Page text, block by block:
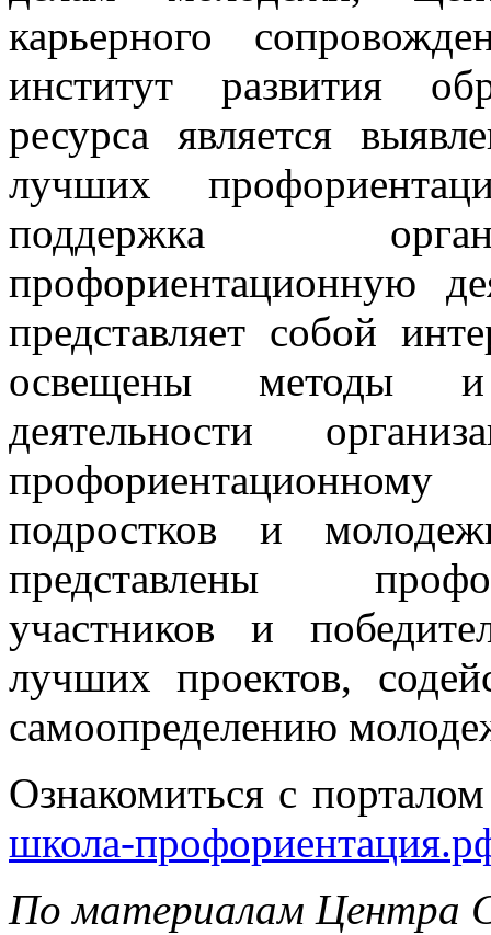
карьерного
институт развития
ресурса является
лучших
поддержка
профориентационную
представляет собой
освещены методы и
деятельности
подростков и
представлены
участников и
лучших проектов,
самоопределению
Ознакомиться с
школа-
По материалам Центра